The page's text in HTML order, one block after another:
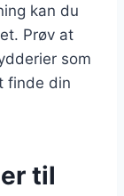
kan du
Prøv at
som
finde din
til